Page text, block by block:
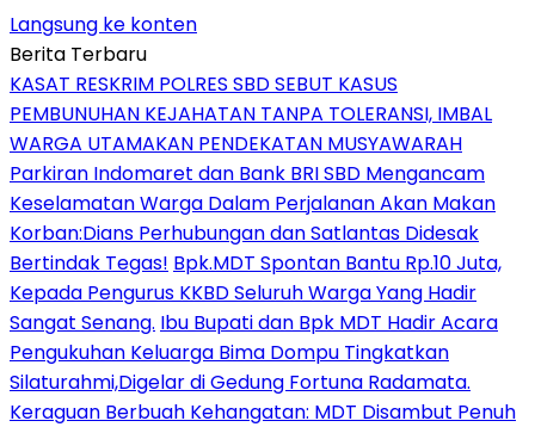
Langsung ke konten
Berita Terbaru
KASAT RESKRIM POLRES SBD SEBUT KASUS
PEMBUNUHAN KEJAHATAN TANPA TOLERANSI, IMBAL
WARGA UTAMAKAN PENDEKATAN MUSYAWARAH
Parkiran Indomaret dan Bank BRI SBD Mengancam
Keselamatan Warga Dalam Perjalanan Akan Makan
Korban:Dians Perhubungan dan Satlantas Didesak
Bertindak Tegas! Bpk.MDT Spontan Bantu Rp.10 Juta,
Kepada Pengurus KKBD Seluruh Warga Yang Hadir
Sangat Senang. Ibu Bupati dan Bpk MDT Hadir Acara
Pengukuhan Keluarga Bima Dompu Tingkatkan
Silaturahmi,Digelar di Gedung Fortuna Radamata.
Keraguan Berbuah Kehangatan: MDT Disambut Penuh